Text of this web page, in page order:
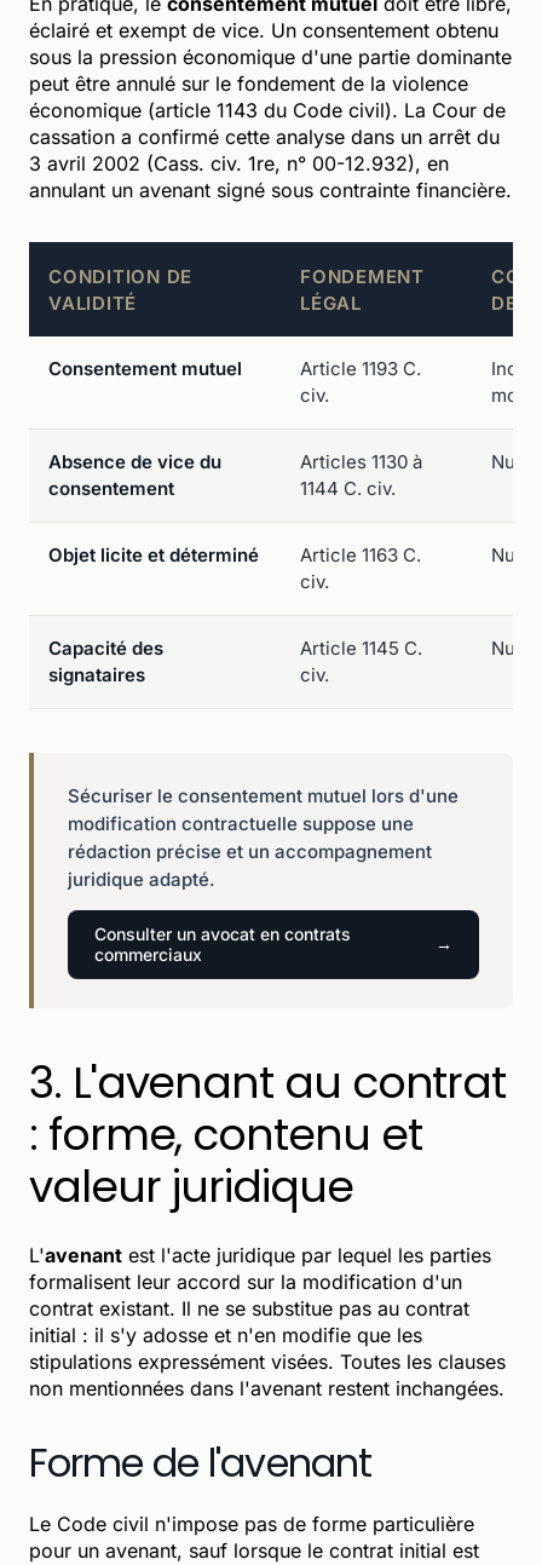
éclairé et exempt de vice. Un consentement obtenu
sous la pression économique d'une partie dominante
peut être annulé sur le fondement de la violence
économique (article 1143 du Code civil). La Cour de
cassation a confirmé cette analyse dans un arrêt du
3 avril 2002 (Cass. civ. 1re, n° 00-12.932), en
annulant un avenant signé sous contrainte financière.
CONDITION DE
VALIDITÉ
FONDEMENT
LÉGAL
DE
Consentement mutuel
Article 1193 C.
civ.
Absence de vice du
consentement
Articles 1130 à
1144 C. civ.
Objet licite et déterminé
Article 1163 C.
civ.
Capacité des
signataires
Article 1145 C.
civ.
Sécuriser le consentement mutuel lors d'une
modification contractuelle suppose une
rédaction précise et un accompagnement
juridique adapté.
Consulter un avocat en contrats
commerciaux
3. L'avenant au contrat
: forme, contenu et
valeur juridique
L'avenant est l'acte juridique par lequel les parties
formalisent leur accord sur la modification d'un
contrat existant. Il ne se substitue pas au contrat
initial : il s'y adosse et n'en modifie que les
stipulations expressément visées. Toutes les clauses
non mentionnées dans l'avenant restent inchangées.
Forme de l'avenant
Le Code civil n'impose pas de forme particulière
pour un avenant, sauf lorsque le contrat initial est